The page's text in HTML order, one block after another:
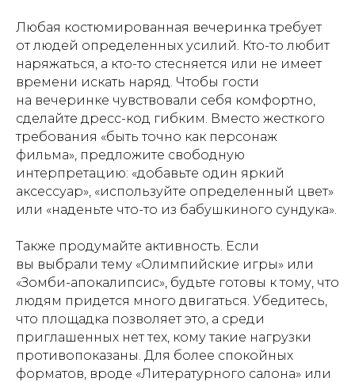
Любая костюмированная вечеринка требует
от людей определенных усилий. Кто-то любит
наряжаться, а кто-то стесняется или не имеет
времени искать наряд. Чтобы гости
на вечеринке чувствовали себя комфортно,
сделайте дресс-код гибким. Вместо жесткого
требования «быть точно как персонаж
фильма», предложите свободную
интерпретацию: «добавьте один яркий
аксессуар», «используйте определенный цвет»
или «наденьте что-то из бабушкиного сундука».
Также продумайте активность. Если
вы выбрали тему «Олимпийские игры» или
«Зомби-апокалипсис», будьте готовы к тому, что
людям придется много двигаться. Убедитесь,
что площадка позволяет это, а среди
приглашенных нет тех, кому такие нагрузки
противопоказаны. Для более спокойных
форматов, вроде «Литературного салона» или